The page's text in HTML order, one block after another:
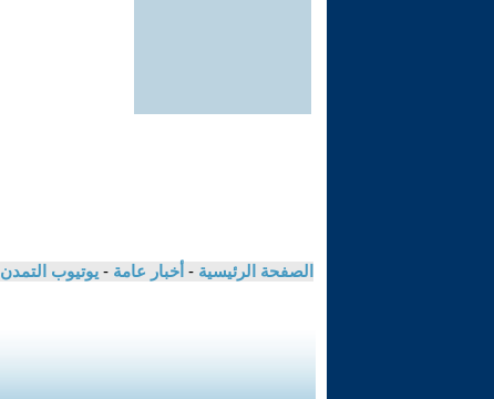
الصفحة الرئيسية - أخبار عامة - يوتيوب التمدن